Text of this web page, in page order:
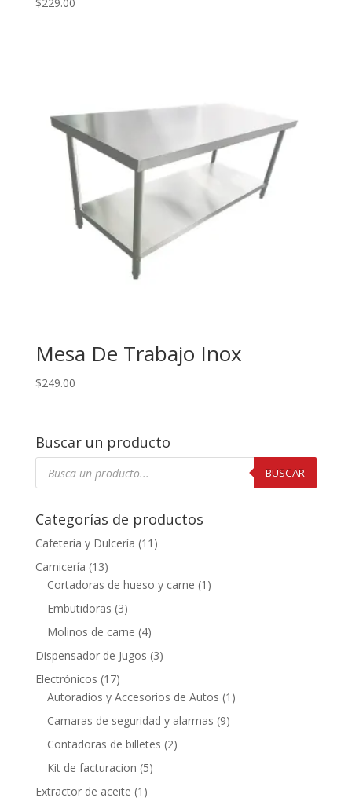
$229.00
Mesa De Trabajo Inox
$249.00
Buscar un producto
Búsqueda
productos
BUSCAR
Categorías de productos
Cafetería y Dulcería (11)
Carnicería (13)
Cortadoras de hueso y carne (1)
Embutidoras (3)
Molinos de carne (4)
Dispensador de Jugos (3)
Electrónicos (17)
Autoradios y Accesorios de Autos (1)
Camaras de seguridad y alarmas (9)
Contadoras de billetes (2)
Kit de facturacion (5)
Extractor de aceite (1)